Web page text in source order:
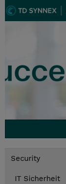
Security
IT Sicherheit